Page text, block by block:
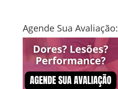
Agende Sua Avaliação: